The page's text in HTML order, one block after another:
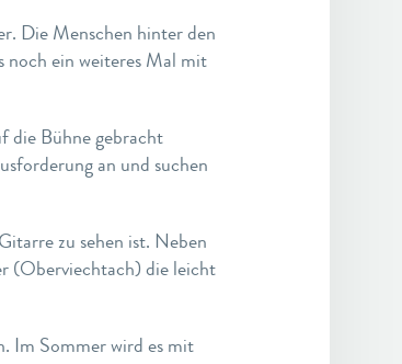
Die Menschen hinter den
noch ein weiteres Mal mit
die Bühne gebracht
an und suchen
zu sehen ist. Neben
(Oberviechtach) die leicht
Im Sommer wird es mit